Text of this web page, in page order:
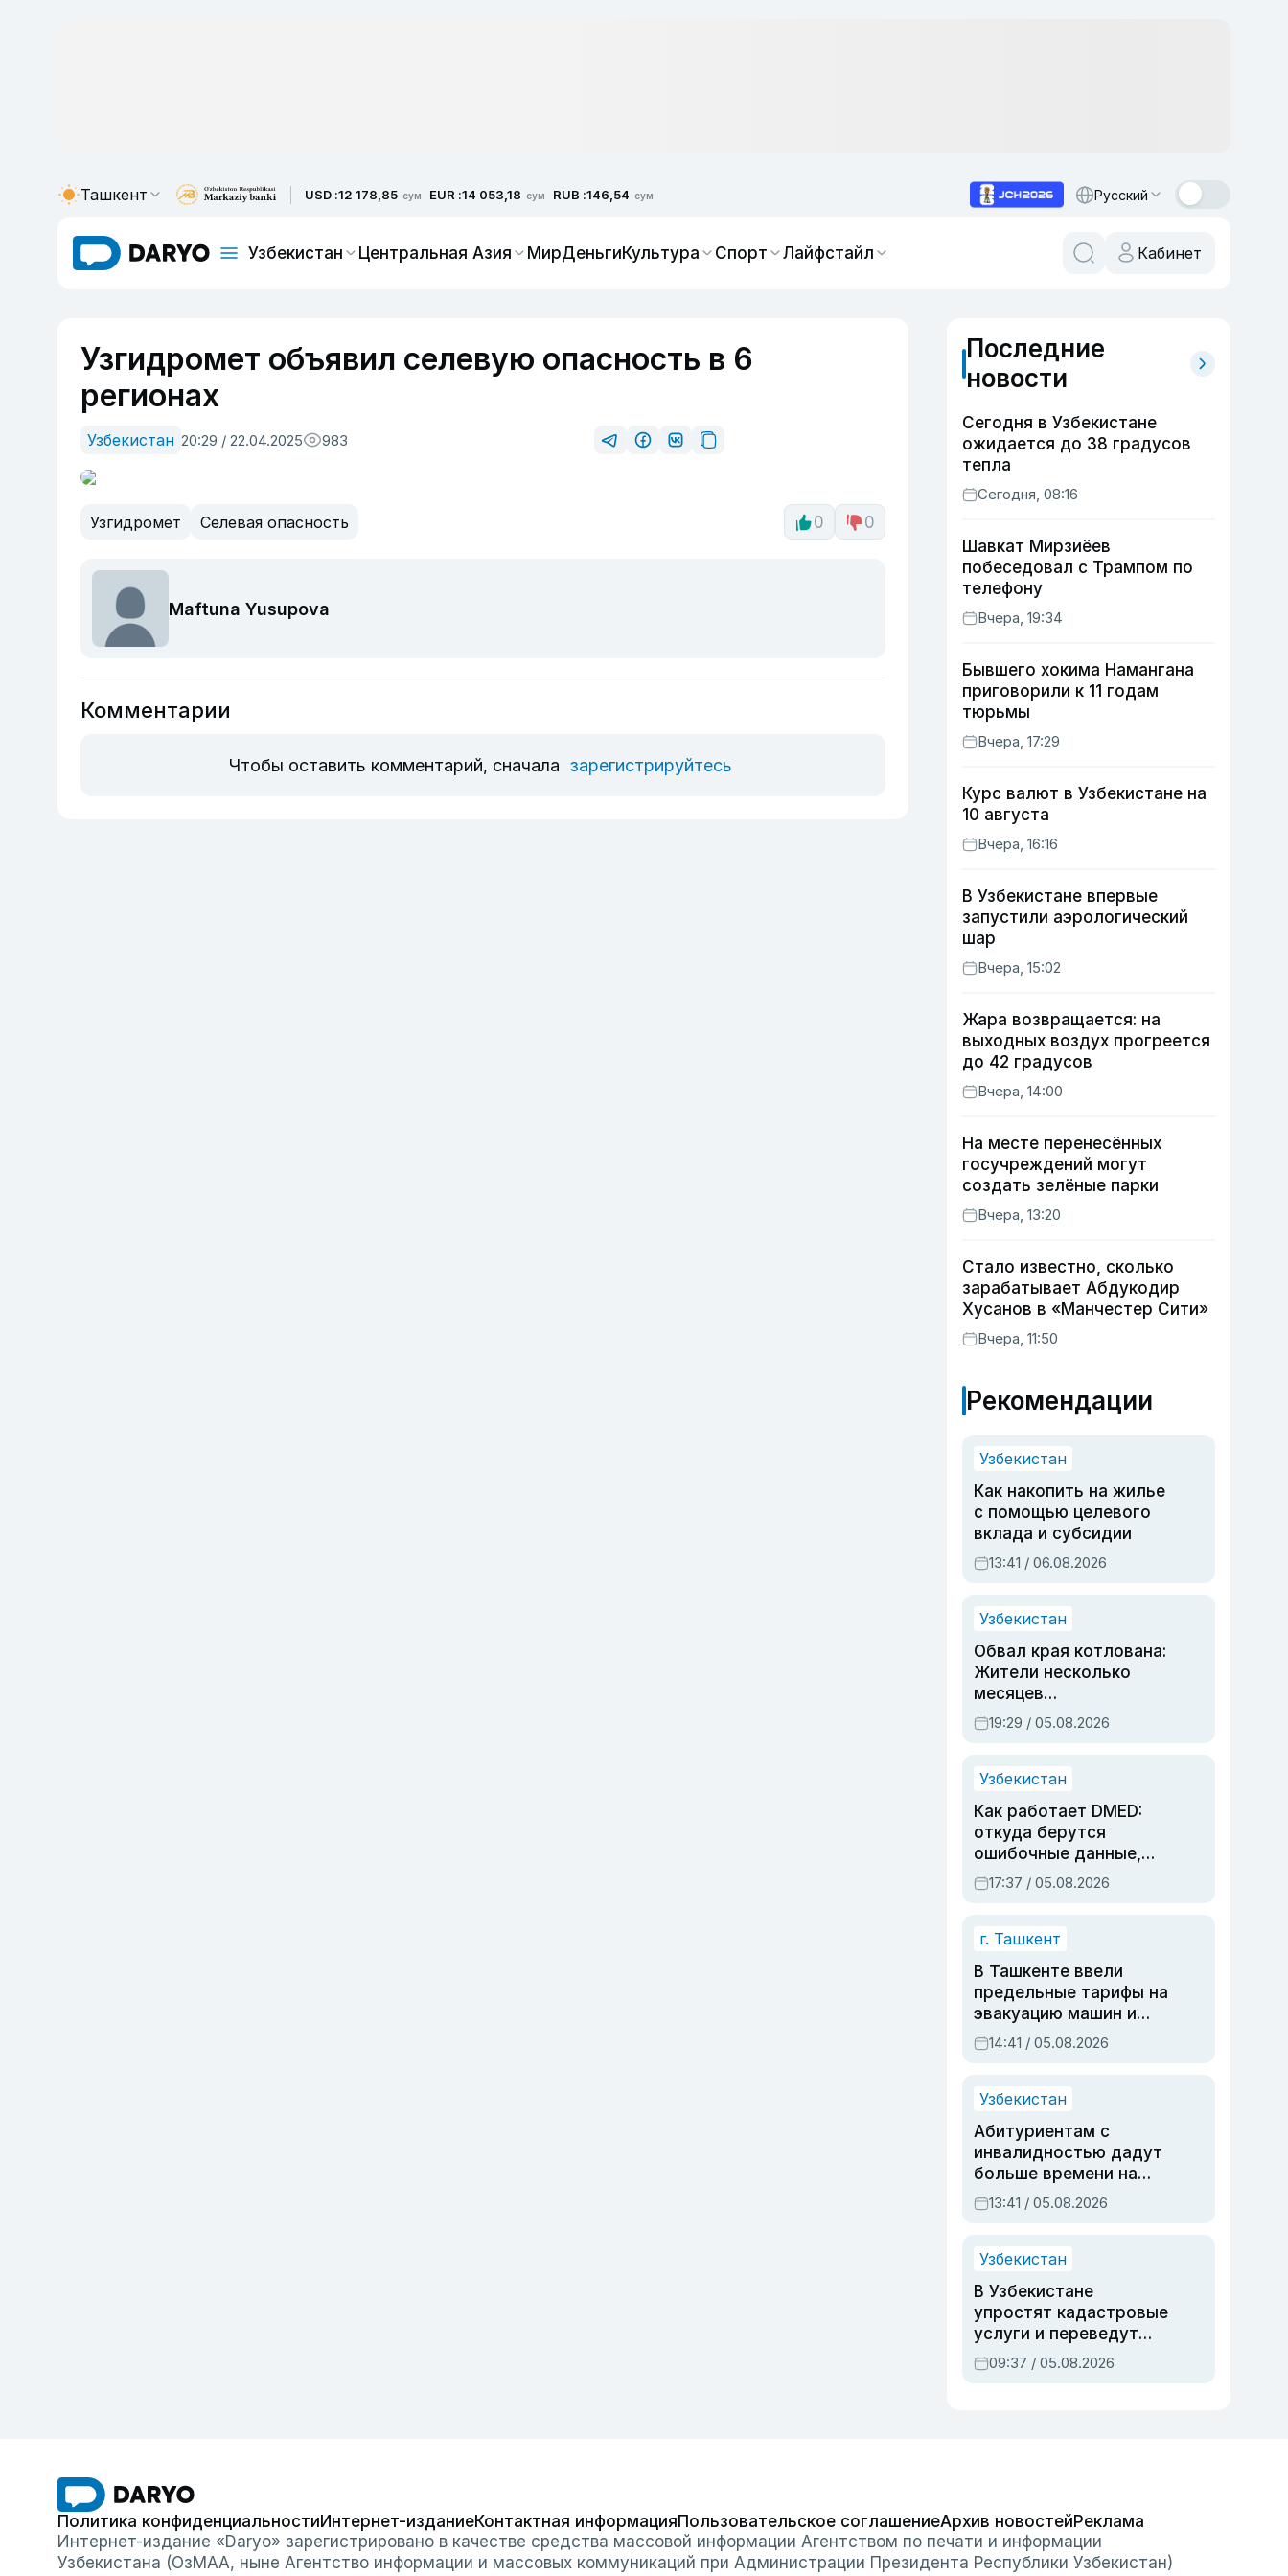
Ташкент USD :12 178,85 сум EUR :14 053,18 сум RUB :146,54 сум Русский
Узбекистан Центральная Азия МирДеньгиКультура Спорт Лайфстайл Кабинет
Узгидромет объявил селевую опасность в 6
регионах
Узбекистан 20:29 / 22.04.2025 983
Узгидромет Селевая опасность 0 0
Maftuna Yusupova
Комментарии
Чтобы оставить комментарий, сначала зарегистрируйтесь
Последние
новости
Сегодня в Узбекистане
ожидается до 38 градусов
тепла
Сегодня, 08:16
Шавкат Мирзиёев
побеседовал с Трампом по
телефону
Вчера, 19:34
Бывшего хокима Намангана
приговорили к 11 годам
тюрьмы
Вчера, 17:29
Курс валют в Узбекистане на
10 августа
Вчера, 16:16
В Узбекистане впервые
запустили аэрологический
шар
Вчера, 15:02
Жара возвращается: на
выходных воздух прогреется
до 42 градусов
Вчера, 14:00
На месте перенесённых
госучреждений могут
создать зелёные парки
Вчера, 13:20
Стало известно, сколько
зарабатывает Абдукодир
Хусанов в «Манчестер Сити»
Вчера, 11:50
Рекомендации
Узбекистан
Как накопить на жилье
с помощью целевого
вклада и субсидии
13:41 / 06.08.2026
Узбекистан
Обвал края котлована:
Жители несколько
месяцев
предупреждали об
опасности, но стройка
19:29 / 05.08.2026
Узбекистан
Как работает DMED:
откуда берутся
ошибочные данные,
дубли аккаунтов и
очереди по онлайн-
17:37 / 05.08.2026
г. Ташкент
В Ташкенте ввели
предельные тарифы на
эвакуацию машин и
штрафстоянки
14:41 / 05.08.2026
Узбекистан
Абитуриентам с
инвалидностью дадут
больше времени на
вступительных
экзаменах
13:41 / 05.08.2026
Узбекистан
В Узбекистане
упростят кадастровые
услуги и переведут
регистрацию
недвижимости в
09:37 / 05.08.2026
Политика конфиденциальностиИнтернет-изданиеКонтактная информацияПользовательское соглашениеАрхив новостейРеклама
Интернет-издание «Daryo» зарегистрировано в качестве средства массовой информации Агентством по печати и информации
Узбекистана (ОзМАА, ныне Агентство информации и массовых коммуникаций при Администрации Президента Республики Узбекистан)